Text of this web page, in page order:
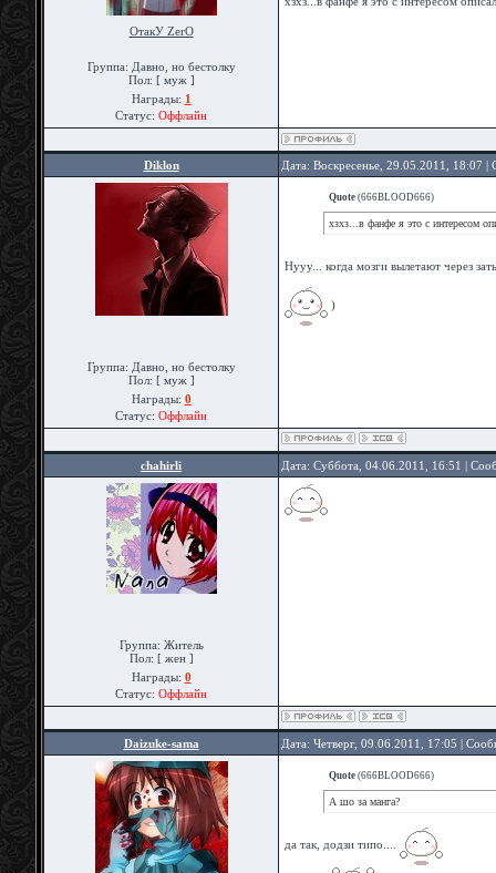
ОтакУ ZerO
Группа: Давно, но бестолку
Пол: [ муж ]
Награды: 1
Статус: Оффлайн
Diklon Дата: Воскресенье, 29.05.2011, 18:07
Группа: Давно, но бестолку
Пол: [ муж ]
Награды: 0
Статус: Оффлайн
Quote (666BLOOD666)
хзхз...в фанфе я это с интересом
Нууу... когда мозги вылетают через
)
chahirli Дата: Суббота, 04.06.2011, 16:51 |
Группа: Житель
Пол: [ жен ]
Награды: 0
Статус: Оффлайн
Daizuke-sama Дата: Четверг, 09.06.2011, 17:05 |
Quote (666BLOOD666)
А шо за манга?
да так, додзи типо....